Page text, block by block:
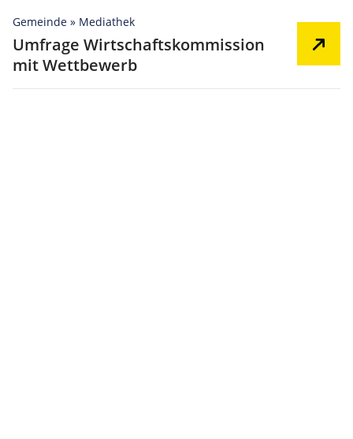
Gemeinde » Mediathek
Umfrage Wirtschaftskommission
mit Wettbewerb